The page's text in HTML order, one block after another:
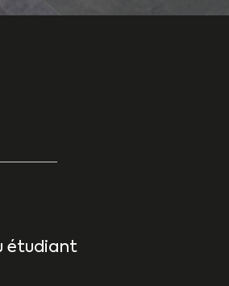
étudiant